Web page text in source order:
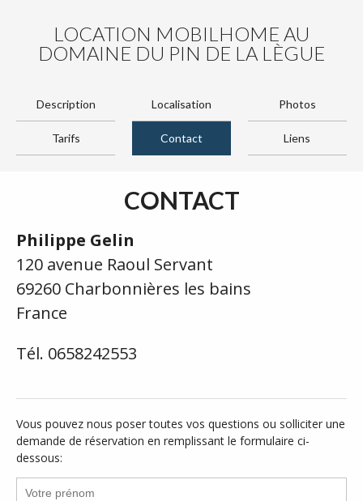
LOCATION MOBILHOME AU
DOMAINE DU PIN DE LA LÈGUE
Description Localisation Photos
Tarifs Contact Liens
CONTACT
Philippe Gelin
120 avenue Raoul Servant
69260 Charbonnières les bains
France
Tél. 0658242553
Vous pouvez nous poser toutes vos questions ou solliciter une
demande de réservation en remplissant le formulaire ci-
dessous: